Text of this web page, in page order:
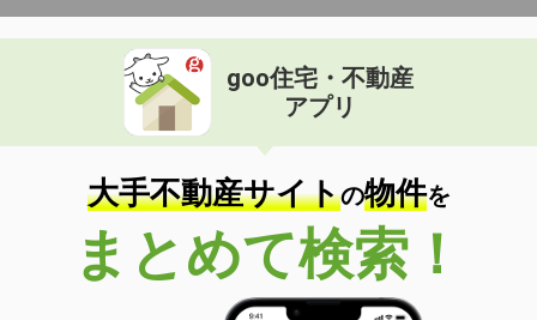
goo住宅・不動産
アプリ
大手不動産サイトの物件を
まとめて検索！